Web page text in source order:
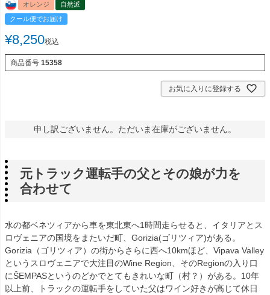
オレンジ
自然派
クール便でお届け
¥8,250税込
商品番号 15358
お気に入りに登録する
申し訳ございません。ただいま在庫がございません。
元トラック運転手の父とその娘が力を
合わせて
水の都ベネツィアから車を東北東へ1時間走らせると、イタリアとス
ロヴェニアの国境をまたいだ町、Gorizia(ゴリツィア)がある。
Gorizia（ゴリツィア）の街からさらに西へ10kmほど、Vipava Valley
というスロヴェニアで大注目のWine Region、そのRegionの入り口
にŠEMPASというのどかでとてもきれいな町（村？）がある。10年
以上前、トラックの運転手をしていた父はワイン好きが高じて休日